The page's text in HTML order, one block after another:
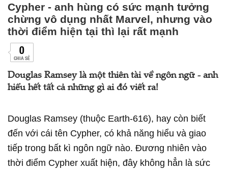
Cypher - anh hùng có sức mạnh tưởng
chừng vô dụng nhất Marvel, nhưng vào
thời điểm hiện tại thì lại rất mạnh
0
CHIA SẺ
Douglas Ramsey là một thiên tài về ngôn ngữ - anh
hiểu hết tất cả những gì ai đó viết ra!
Douglas Ramsey (thuộc Earth-616), hay còn biết
đến với cái tên Cypher, có khả năng hiểu và giao
tiếp trong bất kì ngôn ngữ nào. Đương nhiên vào
thời điểm Cypher xuất hiện, đây không hẳn là sức